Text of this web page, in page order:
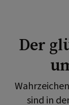
Der
sind in